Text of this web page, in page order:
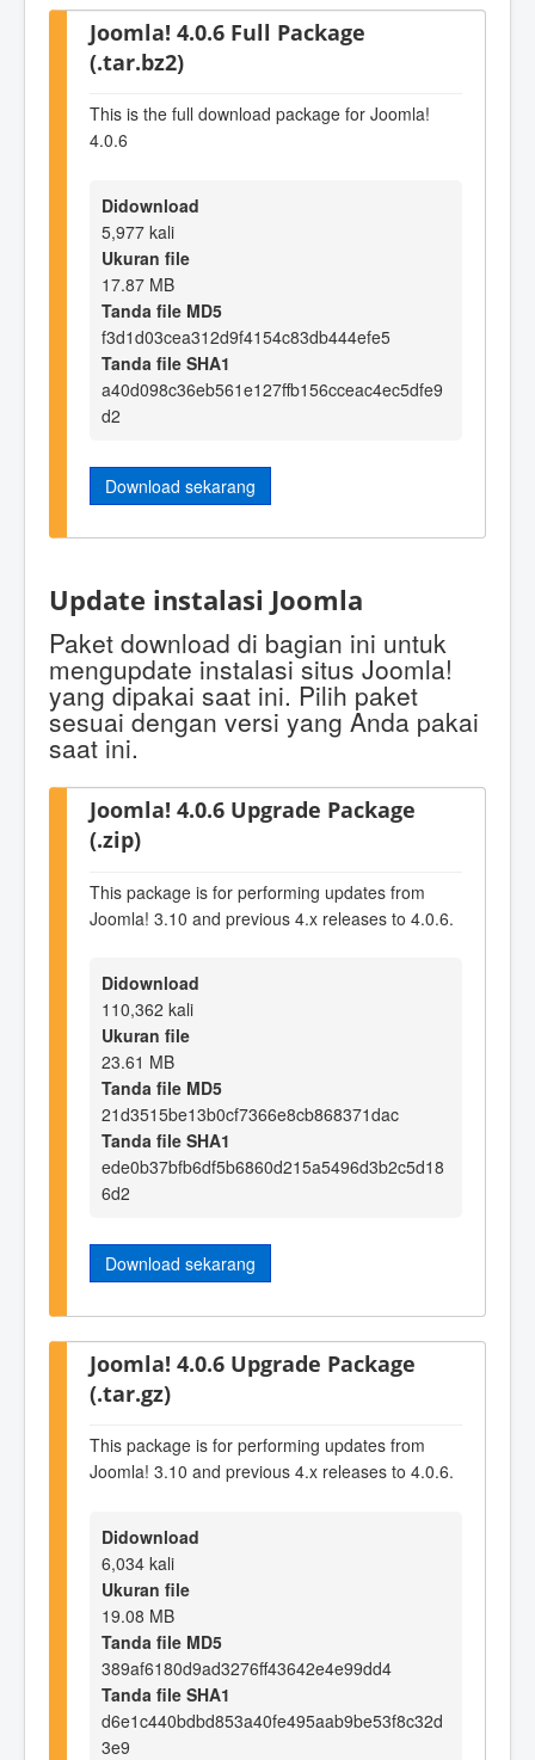
Joomla! 4.0.6 Full Package
(.tar.bz2)
This is the full download package for Joomla!
4.0.6
Didownload
5,977 kali
Ukuran file
17.87 MB
Tanda file MD5
f3d1d03cea312d9f4154c83db444efe5
Tanda file SHA1
a40d098c36eb561e127ffb156cceac4ec5dfe9
d2
Download sekarang
Update instalasi Joomla
Paket download di bagian ini untuk
mengupdate instalasi situs Joomla!
yang dipakai saat ini. Pilih paket
sesuai dengan versi yang Anda pakai
saat ini.
Joomla! 4.0.6 Upgrade Package
(.zip)
This package is for performing updates from
Joomla! 3.10 and previous 4.x releases to 4.0.6.
Didownload
110,362 kali
Ukuran file
23.61 MB
Tanda file MD5
21d3515be13b0cf7366e8cb868371dac
Tanda file SHA1
ede0b37bfb6df5b6860d215a5496d3b2c5d18
6d2
Download sekarang
Joomla! 4.0.6 Upgrade Package
(.tar.gz)
This package is for performing updates from
Joomla! 3.10 and previous 4.x releases to 4.0.6.
Didownload
6,034 kali
Ukuran file
19.08 MB
Tanda file MD5
389af6180d9ad3276ff43642e4e99dd4
Tanda file SHA1
d6e1c440bdbd853a40fe495aab9be53f8c32d
3e9